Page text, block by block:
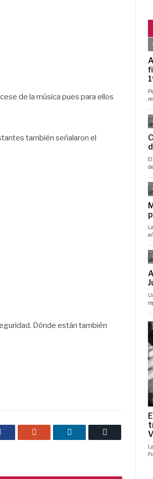
de la música pues para ellos
también señalaron el
Dónde están también